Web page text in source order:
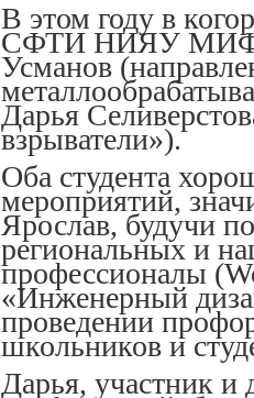
В этом году в
СФТИ НИЯУ МИФИ:
Усманов
Дарья
взрыватели»).
Оба студента
мероприятий,
Ярослав, будучи
региональных и
профессионалы
«Инженерный
проведении
школьников и
Дарья, участник и